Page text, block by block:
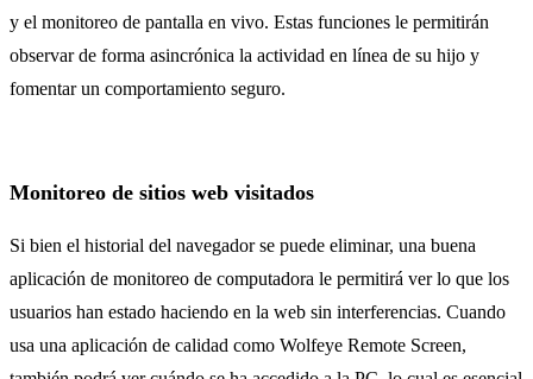
y el monitoreo de pantalla en vivo. Estas funciones le permitirán
observar de forma asincrónica la actividad en línea de su hijo y
fomentar un comportamiento seguro.
Monitoreo de sitios web visitados
Si bien el historial del navegador se puede eliminar, una buena
aplicación de monitoreo de computadora le permitirá ver lo que los
usuarios han estado haciendo en la web sin interferencias. Cuando
usa una aplicación de calidad como Wolfeye Remote Screen,